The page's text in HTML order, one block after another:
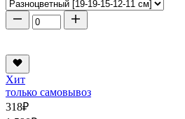
Хит
только самовывоз
318₽